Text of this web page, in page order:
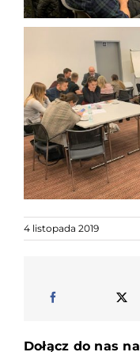
4 listopada 2019
Dołącz do nas na